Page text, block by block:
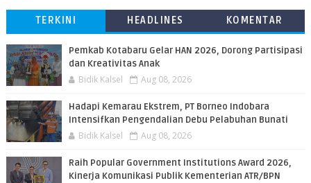
TERKINI HEADLINES KOMENTAR
Pemkab Kotabaru Gelar HAN 2026, Dorong Partisipasi
dan Kreativitas Anak
Bidik Kalsel Aug 08, 2026
​Hadapi Kemarau Ekstrem, PT Borneo Indobara
Intensifkan Pengendalian Debu Pelabuhan Bunati
Bidik Kalsel Aug 08, 2026
Raih Popular Government Institutions Award 2026,
Kinerja Komunikasi Publik Kementerian ATR/BPN